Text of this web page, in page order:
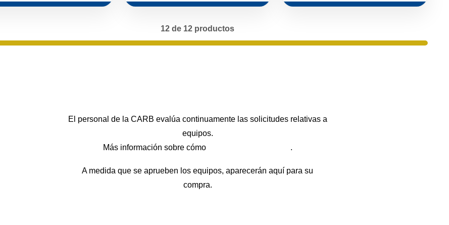
12 de 12 productos
El personal de la CARB evalúa continuamente las solicitudes relativas a
equipos.
Más información sobre cómo
.
A medida que se aprueben los equipos, aparecerán aquí para su
compra.